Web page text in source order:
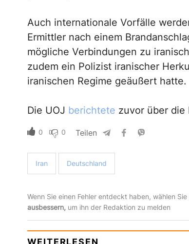
Auch internationale Vorfälle
Ermittler nach einem
mögliche Verbindungen zu
zudem ein Polizist iranischer
iranischen Regime geäußert hatte.
Die UOJ berichtete zuvor über die
0 0 Teilen
Iran Deutschland
Wenn Sie einen Fehler entdeckt haben, wählen
ausbessern,um ihn der Redaktion zu melden
WEITERLESEN